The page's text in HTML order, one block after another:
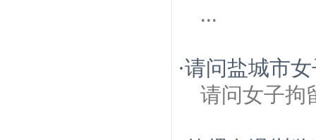
...
·请问盐城市
请问女子拘